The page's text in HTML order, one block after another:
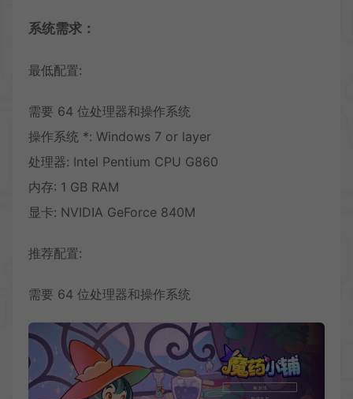
系统需求：
最低配置:
需要 64 位处理器和操作系统
操作系统 *: Windows 7 or layer
处理器: Intel Pentium CPU G860
内存: 1 GB RAM
显卡: NVIDIA GeForce 840M
推荐配置:
需要 64 位处理器和操作系统